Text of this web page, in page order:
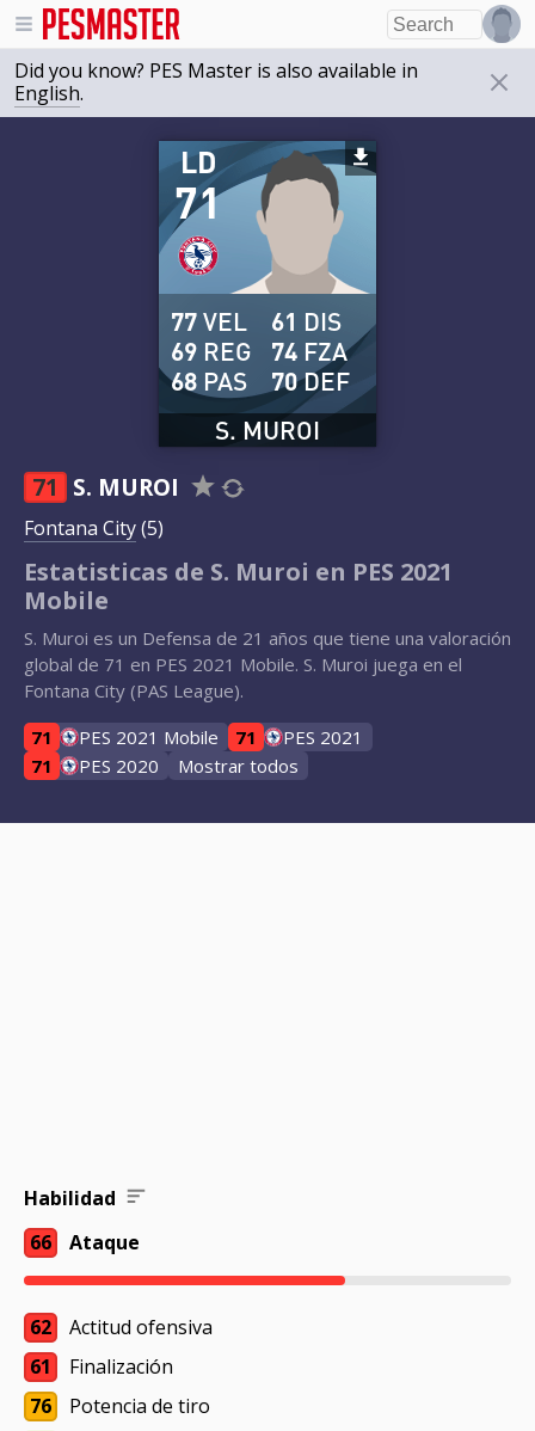
Did you know? PES Master is also available in
English.
71
LD
S. MUROI
77VEL
69 REG
68 PAS
61 DIS
74 FZA
70DEF
71 S. MUROI
Fontana City(5)
Estatisticas de S. Muroi en PES 2021
Mobile
S. Muroi es un Defensa de 21 años que tiene una valoración
global de 71 en PES 2021 Mobile. S. Muroi juega en el
Fontana City (PAS League).
71
PES 2021 Mobile 71
PES 2021
71
PES 2020 Mostrar todos
Habilidad
66
Ataque
62
Actitud ofensiva
61
Finalización
76
Potencia de tiro